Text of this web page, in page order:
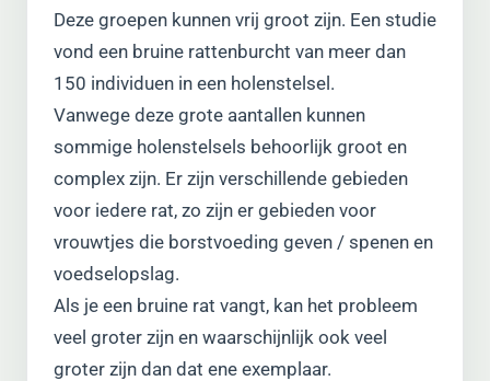
Deze groepen kunnen vrij groot zijn. Een studie
vond een bruine rattenburcht van meer dan
150 individuen in een holenstelsel.
Vanwege deze grote aantallen kunnen
sommige holenstelsels behoorlijk groot en
complex zijn. Er zijn verschillende gebieden
voor iedere rat, zo zijn er gebieden voor
vrouwtjes die borstvoeding geven / spenen en
voedselopslag.
Als je een bruine rat vangt, kan het probleem
veel groter zijn en waarschijnlijk ook veel
groter zijn dan dat ene exemplaar.